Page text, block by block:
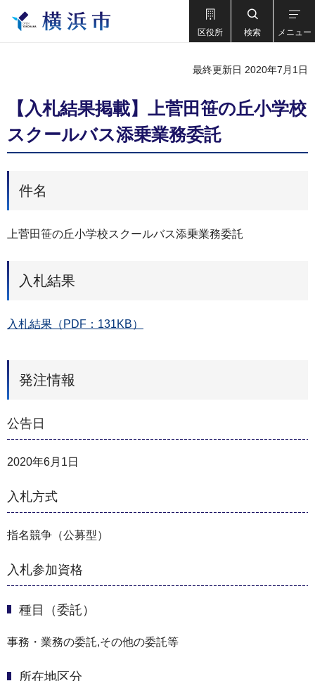
区役所 検索 メニュー
最終更新日 2020年7月1日
【入札結果掲載】上菅田笹の丘小学校
スクールバス添乗業務委託
件名
上菅田笹の丘小学校スクールバス添乗業務委託
入札結果
入札結果（PDF：131KB）
発注情報
公告日
2020年6月1日
入札方式
指名競争（公募型）
入札参加資格
種目（委託）
事務・業務の委託,その他の委託等
所在地区分